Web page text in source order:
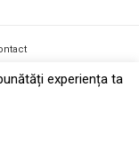
experiența ta